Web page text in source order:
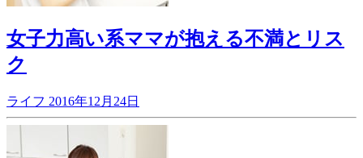
女子力高い系ママが抱える不満とリス
ク
ライフ 2016年12月24日